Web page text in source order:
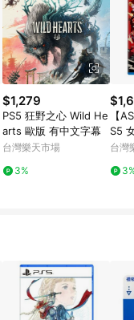
$1,279
PS5 狂野之心 Wild He
arts 歐版 有中文字幕
台灣樂天市場
3%
【
S5
版
台灣